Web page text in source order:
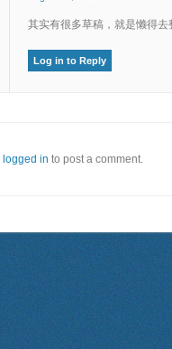
其实有很多草稿，就是懒得去
Log in to Reply
logged in to post a comment.